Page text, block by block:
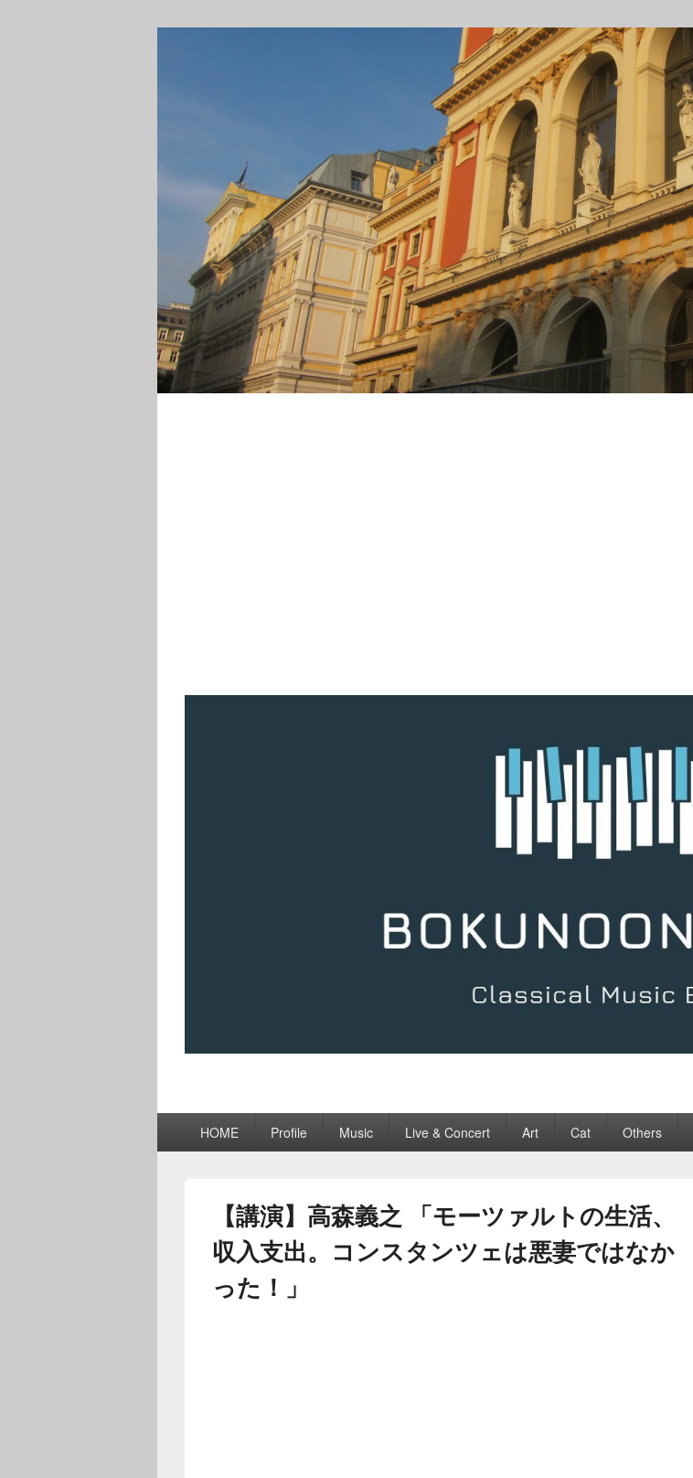
HOME Profile Music Live & Concert Art Cat Others
【講演】高森義之 「モーツァルトの生活、
収入支出。コンスタンツェは悪妻ではなか
った！」